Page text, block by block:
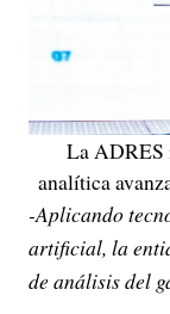
La
analítica
-Aplicando
artificial, la
de análisis del